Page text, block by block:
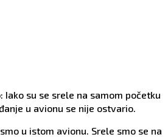
Iako su se srele na samom početku
u avionu se nije ostvario.
u istom avionu. Srele smo se na